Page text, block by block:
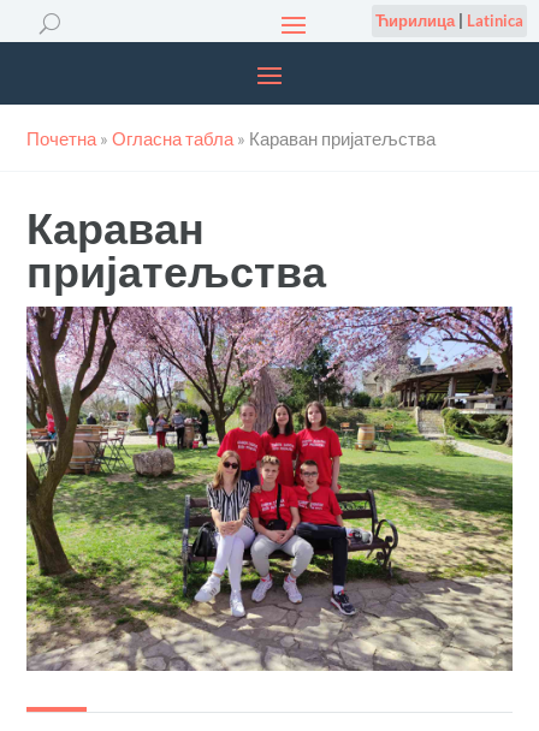
Ћирилица| Latinica
Почетна »Огласна табла » Караван пријатељства
Караван
пријатељства